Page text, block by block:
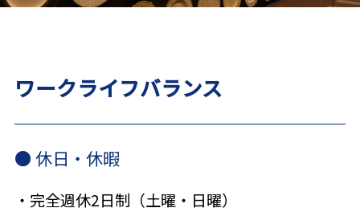
ワークライフバランス
● 休日・休暇
・完全週休2日制（土曜・日曜）